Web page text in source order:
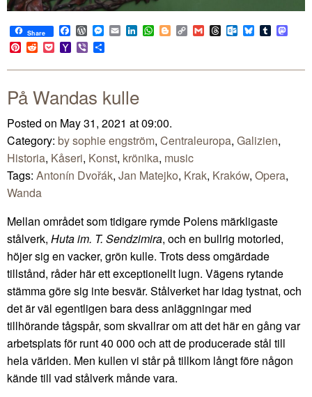
Share Facebook
WordPress
Messenger
EmailLinkedIn
WhatsApp
BloggerCopy
Link
GmailThreadsOutlook.com
BlueskyTumblr
Pinterest
RedditPocketYahoo
Mail
Viber
På Wandas kulle
Posted on May 31, 2021 at 09:00.
Category: by sophie engström, Centraleuropa, Galizien,
Historia, Kåseri, Konst, krönika, music
Tags: Antonín Dvořák, Jan Matejko, Krak, Kraków, Opera,
Wanda
Mellan området som tidigare rymde Polens märkligaste
stålverk, Huta im. T. Sendzimira, och en bullrig motorled,
höjer sig en vacker, grön kulle. Trots dess omgärdade
tillstånd, råder här ett exceptionellt lugn. Vägens rytande
stämma göre sig inte besvär. Stålverket har idag tystnat, och
det är väl egentligen bara dess anläggningar med
tillhörande tågspår, som skvallrar om att det här en gång var
arbetsplats för runt 40 000 och att de producerade stål till
hela världen. Men kullen vi står på tillkom långt före någon
kände till vad stålverk månde vara.